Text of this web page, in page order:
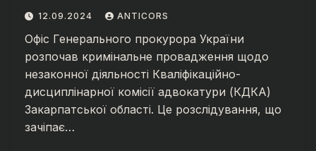
12.09.2024 ANTICORS
Офіс Генерального прокурора України
розпочав кримінальне провадження щодо
незаконної діяльності Кваліфікаційно-
дисциплінарної комісії адвокатури (КДКА)
Закарпатської області. Це розслідування, що
зачіпає…